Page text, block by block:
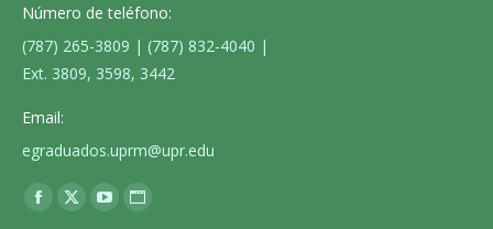
Número de teléfono:
(787) 265-3809 | (787) 832-4040 |
Ext. 3809, 3598, 3442
Email:
egraduados.uprm@upr.edu
Encuéntranos en:
Facebook
X
YouTube
Sitio